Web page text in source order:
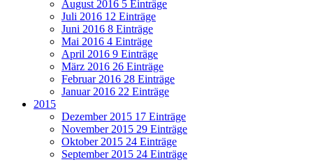
August 2016 5 Einträge
Juli 2016 12 Einträge
Juni 2016 8 Einträge
Mai 2016 4 Einträge
April 2016 9 Einträge
März 2016 26 Einträge
Februar 2016 28 Einträge
Januar 2016 22 Einträge
2015
Dezember 2015 17 Einträge
November 2015 29 Einträge
Oktober 2015 24 Einträge
September 2015 24 Einträge